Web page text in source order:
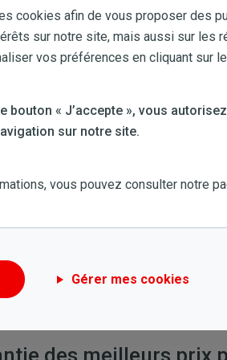
le prix de votre énergie ou dans le
votre région par défaut, à un tarif
consommation. Autrement dit :
accessible à tous
en adoptant un positionnement
et rejoignez l'aventure durable de
des meilleurs prix
cookies afin de vous proposer des
sur notre site, mais aussi sur les
vos préférences en cliquant sur
bouton « J’accepte », vous
sur notre site.
vous pouvez consulter notre
Gérer mes cookies